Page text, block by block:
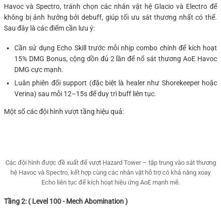
Havoc và Spectro, tránh chọn các nhân vật hệ Glacio và Electro để
không bị ảnh hưởng bởi debuff, giúp tối ưu sát thương nhất có thể.
Sau đây là các điểm cần lưu ý:
Cần sử dụng Echo Skill trước mỗi nhịp combo chính để kích hoạt
15% DMG Bonus, cộng dồn đủ 2 lần để nổ sát thương AoE Havoc
DMG cực mạnh.
Luân phiên đổi support (đặc biệt là healer như Shorekeeper hoặc
Verina) sau mỗi 12–15s để duy trì buff liên tục.
Một số các đội hình vượt tầng hiệu quả:
Các đội hình được đề xuất để vượt Hazard Tower – tập trung vào sát thương
hệ Havoc và Spectro, kết hợp cùng các nhân vật hỗ trợ có khả năng xoay
Echo liên tục để kích hoạt hiệu ứng AoE mạnh mẽ.
Tầng 2: ( Level 100 - Mech Abomination )